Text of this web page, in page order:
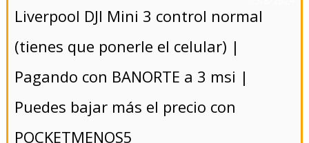
Liverpool DJI Mini 3 control normal
(tienes que ponerle el celular) |
Pagando con BANORTE a 3 msi |
Puedes bajar más el precio con
POCKETMENOS5